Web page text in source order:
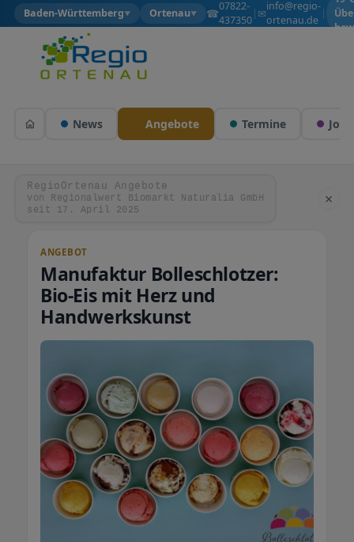
Baden-Württemberg▼ Ortenau▼ ☎07822-
437350
| ✉info@regio-
ortenau.de
|
News Angebote Termine Jobs
RegioOrtenau Angebote
von Regionalwert Biomarkt Naturalia GmbH
seit 17. April 2025
×
ANGEBOT
Manufaktur Bolleschlotzer:
Bio-Eis mit Herz und
Handwerkskunst